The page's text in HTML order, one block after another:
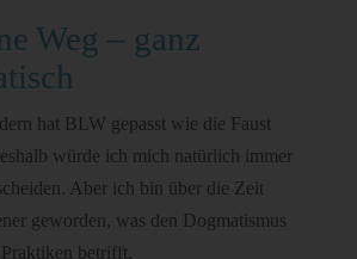
Weg – ganz
hat BLW gepasst wie die Faust
würde ich mich natürlich immer
Aber ich bin über die Zeit
geworden, was den Dogmatismus
betrifft.